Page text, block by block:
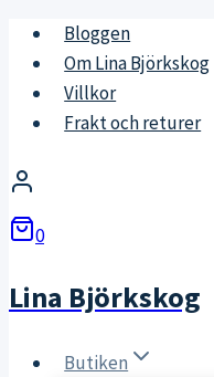
Skip
content
Bloggen
Om Lina Björkskog
Villkor
Frakt och returer
0
Lina Björkskog
Butiken